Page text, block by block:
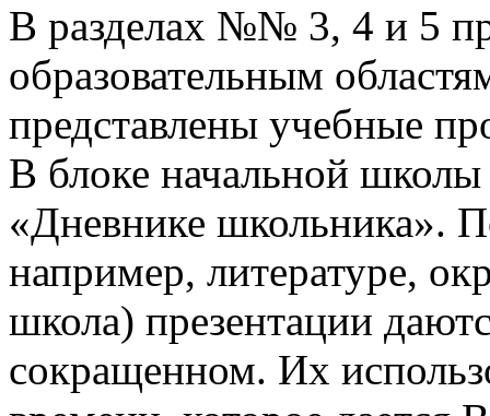
В разделах №№ 3, 4 и 5
образовательным
представлены учебные
В блоке начальной
«Дневнике школьника».
например, литературе,
школа) презентации
сокращенном. Их